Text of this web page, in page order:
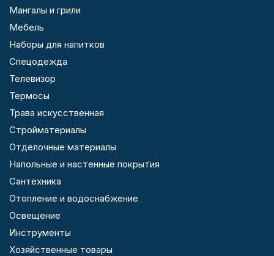
Мангалы и грили
Мебель
Наборы для напитков
Спецодежда
Телевизор
Термосы
Трава искусственная
Стройматериалы
Отделочные материалы
Напольные и настенные покрытия
Сантехника
Отопление и водоснабжение
Освещение
Инструменты
Хозяйственные товары